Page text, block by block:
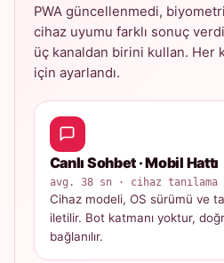
PWA güncellenmedi,
cihaz uyumu farklı sonuç
üç kanaldan birini kullan. Her
için ayarlandı.
Canlı Sohbet · Mobil Hattı
avg. 38 sn · cihaz tanılama
Cihaz modeli, OS sürümü ve
iletilir. Bot katmanı yoktur,
bağlanılır.